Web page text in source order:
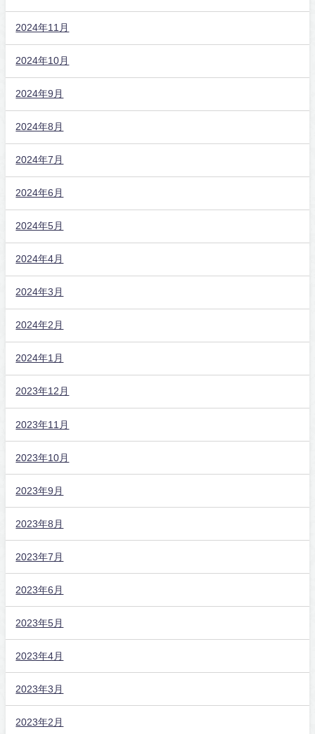
2024年11月
2024年10月
2024年9月
2024年8月
2024年7月
2024年6月
2024年5月
2024年4月
2024年3月
2024年2月
2024年1月
2023年12月
2023年11月
2023年10月
2023年9月
2023年8月
2023年7月
2023年6月
2023年5月
2023年4月
2023年3月
2023年2月